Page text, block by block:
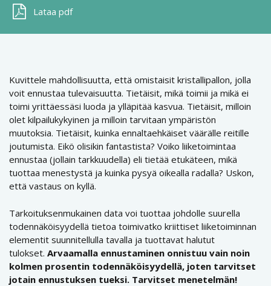
Lataa pdf
Kuvittele mahdollisuutta, että omistaisit kristallipallon, jolla
voit ennustaa tulevaisuutta. Tietäisit, mikä toimii ja mikä ei
toimi yrittäessäsi luoda ja ylläpitää kasvua. Tietäisit, milloin
olet kilpailukykyinen ja milloin tarvitaan ympäristön
muutoksia. Tietäisit, kuinka ennaltaehkäiset väärälle reitille
joutumista. Eikö olisikin fantastista? Voiko liiketoimintaa
ennustaa (jollain tarkkuudella) eli tietää etukäteen, mikä
tuottaa menestystä ja kuinka pysyä oikealla radalla? Uskon,
että vastaus on kyllä.
Tarkoituksenmukainen data voi tuottaa johdolle suurella
todennäköisyydellä tietoa toimivatko kriittiset liiketoiminnan
elementit suunnitellulla tavalla ja tuottavat halutut
tulokset. Arvaamalla ennustaminen onnistuu vain noin
kolmen prosentin todennäköisyydellä, joten tarvitset
jotain ennustuksen tueksi. Tarvitset menetelmän!